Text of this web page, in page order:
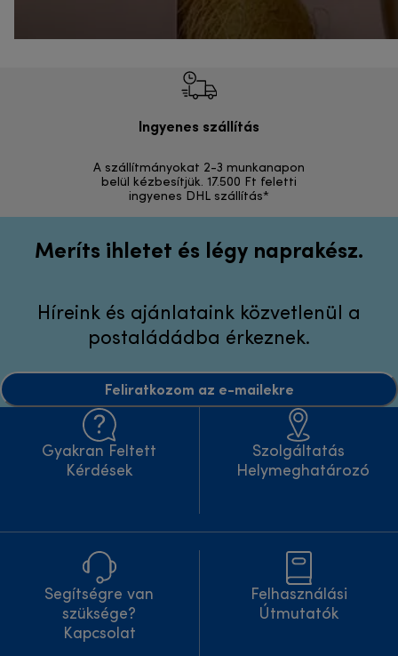
Ingyenes szállítás
A szállítmányokat 2-3 munkanapon
belül kézbesítjük. 17.500 Ft feletti
ingyenes DHL szállítás*
Meríts ihletet és légy naprakész.
Híreink és ajánlataink közvetlenül a
postaládádba érkeznek.
Feliratkozom az e-mailekre
Gyakran Feltett
Kérdések
Szolgáltatás
Helymeghatározó
Segítségre van
szüksége?
Kapcsolat
Felhasználási
Útmutatók